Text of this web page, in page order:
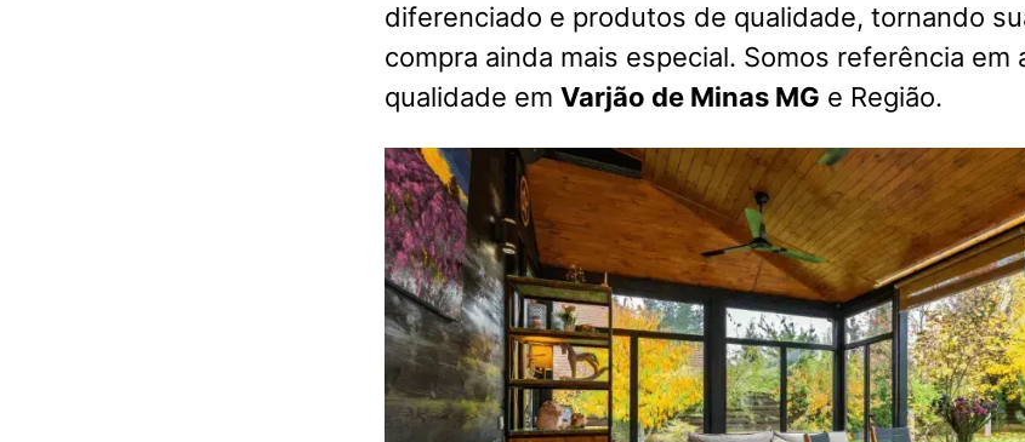
diferenciado e produtos de qualidade, tornando
compra ainda mais especial. Somos referência em
qualidade em Varjão de Minas MG e Região.